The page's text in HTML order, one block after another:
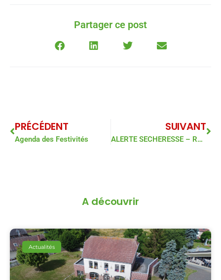
Partager ce post
PRÉCÉDENT
Agenda des Festivités
SUIVANT
ALERTE SECHERESSE – REGLEMENTATION DE L’USAGE DE L’EAU
A découvrir
Actualités